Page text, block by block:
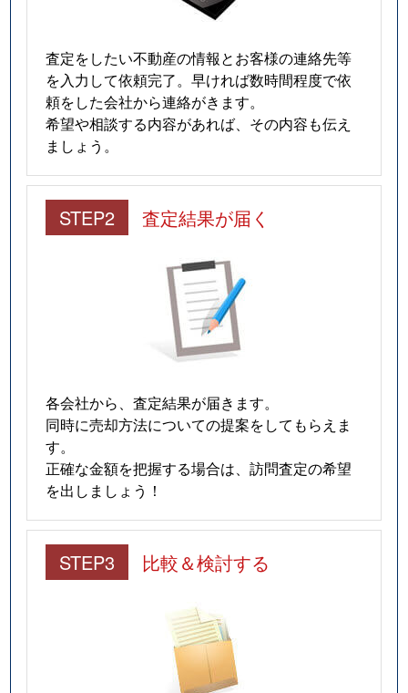
査定をしたい不動産の情報とお客様の連絡先等
を入力して依頼完了。早ければ数時間程度で依
頼をした会社から連絡がきます。
希望や相談する内容があれば、その内容も伝え
ましょう。
STEP2 査定結果が届く
各会社から、査定結果が届きます。
同時に売却方法についての提案をしてもらえま
す。
正確な金額を把握する場合は、訪問査定の希望
を出しましょう！
STEP3 比較＆検討する